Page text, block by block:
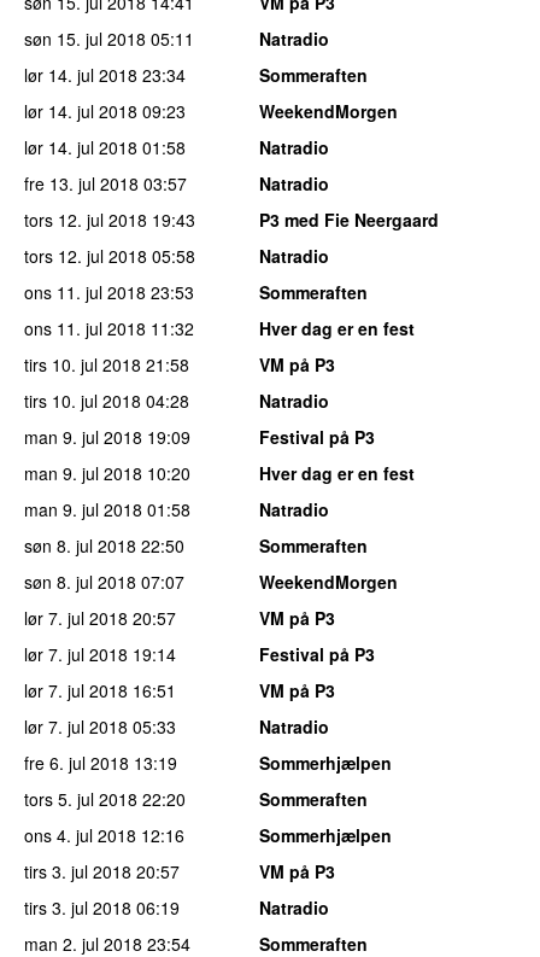
søn 15. jul 2018 05:11
Natradio
lør 14. jul 2018 23:34
Sommeraften
lør 14. jul 2018 09:23
WeekendMorgen
lør 14. jul 2018 01:58
Natradio
fre 13. jul 2018 03:57
Natradio
tors 12. jul 2018 19:43
P3 med Fie Neergaard
tors 12. jul 2018 05:58
Natradio
ons 11. jul 2018 23:53
Sommeraften
ons 11. jul 2018 11:32
Hver dag er en fest
tirs 10. jul 2018 21:58
VM på P3
tirs 10. jul 2018 04:28
Natradio
man 9. jul 2018 19:09
Festival på P3
man 9. jul 2018 10:20
Hver dag er en fest
man 9. jul 2018 01:58
Natradio
søn 8. jul 2018 22:50
Sommeraften
søn 8. jul 2018 07:07
WeekendMorgen
lør 7. jul 2018 20:57
VM på P3
lør 7. jul 2018 19:14
Festival på P3
lør 7. jul 2018 16:51
VM på P3
lør 7. jul 2018 05:33
Natradio
fre 6. jul 2018 13:19
Sommerhjælpen
tors 5. jul 2018 22:20
Sommeraften
ons 4. jul 2018 12:16
Sommerhjælpen
tirs 3. jul 2018 20:57
VM på P3
tirs 3. jul 2018 06:19
Natradio
man 2. jul 2018 23:54
Sommeraften